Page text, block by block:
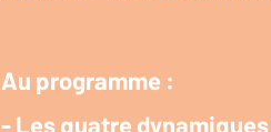
Au programme :
- Les quatre dynamiques